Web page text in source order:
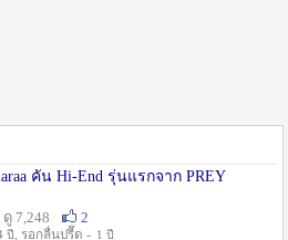
คัน Hi-End รุ่นแรกจาก PREY
7,248
2
ปี , รอกลื่นปรื๊ด - 1 ปี